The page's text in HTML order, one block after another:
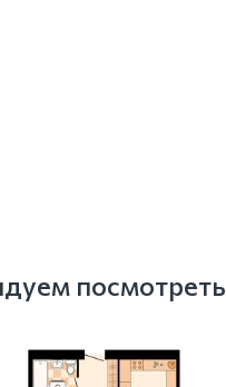
посмотреть